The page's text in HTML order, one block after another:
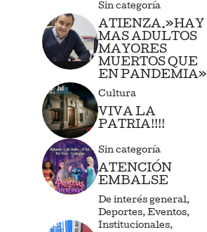
Sin categoría
ATIENZA.»HAY
MAS ADULTOS
MAYORES
MUERTOS QUE
EN PANDEMIA»
Cultura
VIVA LA
PATRIA!!!!
Sin categoría
ATENCIÓN
EMBALSE
De interés general,
Deportes, Eventos,
Institucionales,